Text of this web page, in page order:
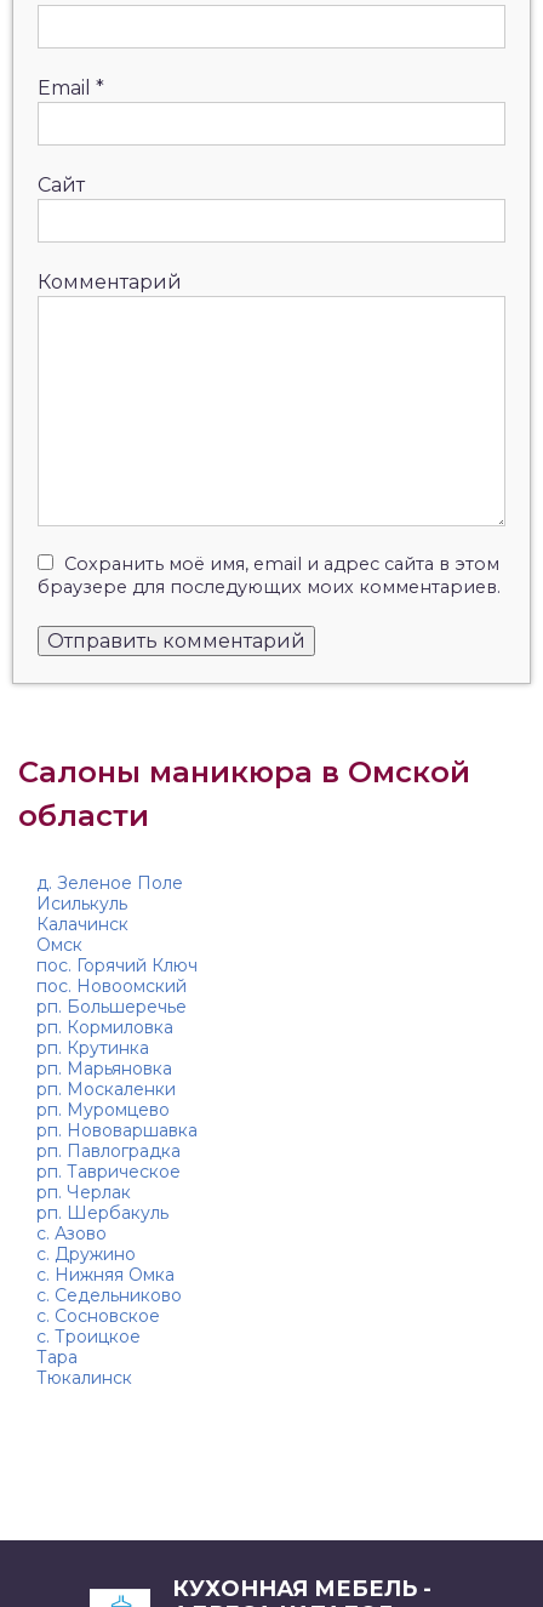
Email *
Сайт
Комментарий
Сохранить моё имя, email и адрес сайта в этом
браузере для последующих моих комментариев.
Салоны маникюра в Омской
области
д. Зеленое Поле
Исилькуль
Калачинск
Омск
пос. Горячий Ключ
пос. Новоомский
рп. Большеречье
рп. Кормиловка
рп. Крутинка
рп. Марьяновка
рп. Москаленки
рп. Муромцево
рп. Нововаршавка
рп. Павлоградка
рп. Таврическое
рп. Черлак
рп. Шербакуль
с. Азово
с. Дружино
с. Нижняя Омка
с. Седельниково
с. Сосновское
с. Троицкое
Тара
Тюкалинск
КУХОННАЯ МЕБЕЛЬ -